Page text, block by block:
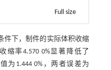
Full size
件下，制件的实际体积收缩
缩率4.570 0%显著降低了
为1.444 0%，两者误差为